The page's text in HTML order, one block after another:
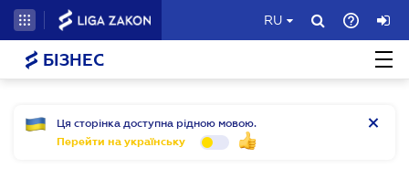
RU
БІЗНЕС
Ця сторінка доступна рідною мовою.
Перейти на українську